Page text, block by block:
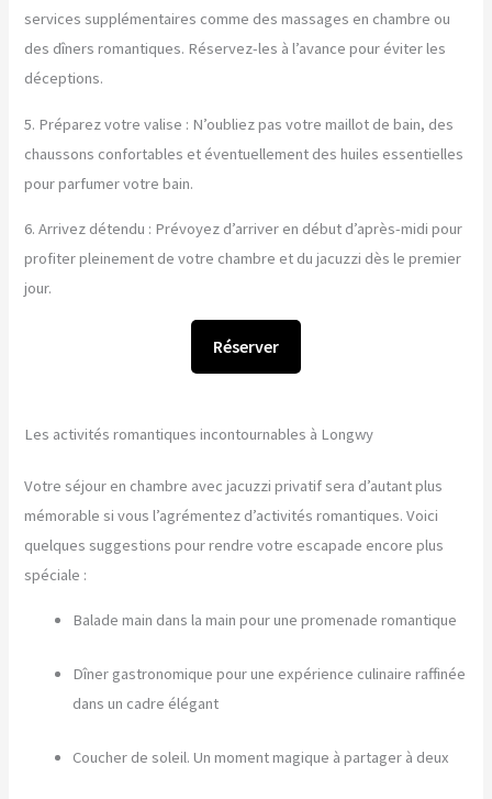
services supplémentaires comme des massages en chambre ou
des dîners romantiques. Réservez-les à l’avance pour éviter les
déceptions.
5. Préparez votre valise : N’oubliez pas votre maillot de bain, des
chaussons confortables et éventuellement des huiles essentielles
pour parfumer votre bain.
6. Arrivez détendu : Prévoyez d’arriver en début d’après-midi pour
profiter pleinement de votre chambre et du jacuzzi dès le premier
jour.
Réserver
Les activités romantiques incontournables à Longwy
Votre séjour en chambre avec jacuzzi privatif sera d’autant plus
mémorable si vous l’agrémentez d’activités romantiques. Voici
quelques suggestions pour rendre votre escapade encore plus
spéciale :
Balade main dans la main pour une promenade romantique
Dîner gastronomique pour une expérience culinaire raffinée
dans un cadre élégant
Coucher de soleil. Un moment magique à partager à deux